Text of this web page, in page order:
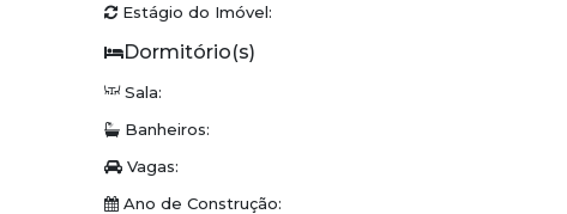
Piso porcelanato
Piso laminado
Infraestrutura para ar-condicionado split
Varanda gourmet
Estágio do Imóvel:
Sala:
Banheiros:
Vagas:
Ano de Construção: